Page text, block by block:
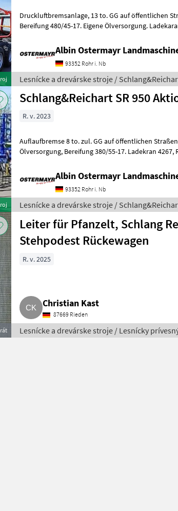
Druckluftbremsanlage, 13 to. GG auf öffentlichen Straßen, 25 km/h.
Bereifung 480/45-17. Eigene Ölversorgung. Ladekaran 4282, Reichweite
Albin Ostermayr
93352 Rohr i. Nb
Lesnícke a drevárske stroje /
Schlang&Reichart SR 950
R. v. 2023
Auflaufbremse 8 to. zul. GG auf öffentlichen Straßen, 25 km/h.
Ölversorgung, Bereifung 380/55-17. Ladekran 4267, Reichweite 6, 37
Albin Ostermayr
93352 Rohr i. Nb
Lesnícke a drevárske stroje /
Leiter für Pfanzelt, Schlang
Stehpodest Rückewagen
R. v. 2025
Christian Kast
87669 Rieden
Lesnícke a drevárske stroje / Lesnícky